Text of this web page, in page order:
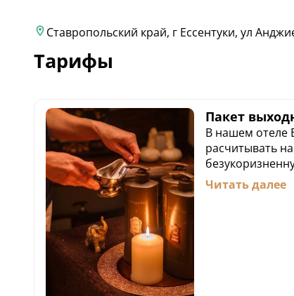
Ставропольский край, г Ессентуки, ул
Тарифы
Пакет
В нашем отеле
расчитывать
отношение к
Читать далее